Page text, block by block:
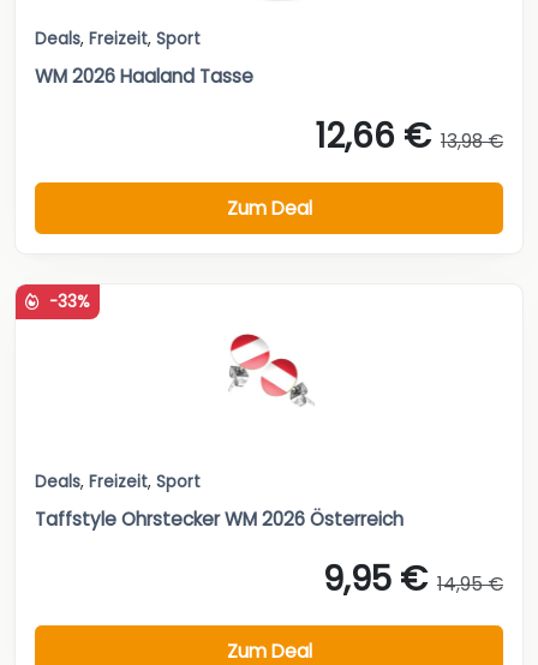
Deals, Freizeit, Sport
WM 2026 Haaland Tasse
12,66 € 13,98 €
Zum Deal
-33%
Deals, Freizeit, Sport
Taffstyle Ohrstecker WM 2026 Österreich
9,95 € 14,95 €
Zum Deal